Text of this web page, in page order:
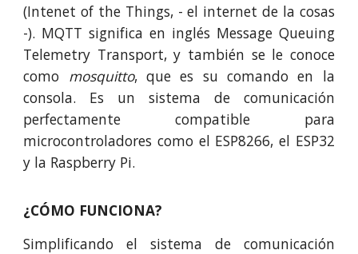
(Intenet of the Things, - el internet de la cosas
-). MQTT significa en inglés Message Queuing
Telemetry Transport, y también se le conoce
como mosquitto, que es su comando en la
consola. Es un sistema de comunicación
perfectamente compatible para
microcontroladores como el ESP8266, el ESP32
y la Raspberry Pi.
¿CÓMO FUNCIONA?
Simplificando el sistema de comunicación